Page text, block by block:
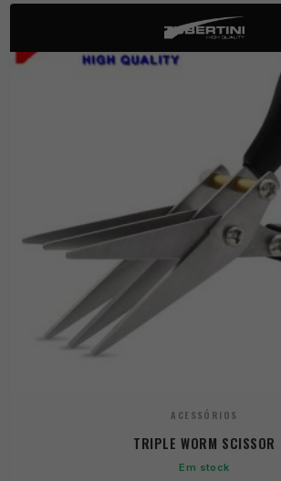
ACESSÓRIOS
TRIPLE WORM SCISSOR
Em stock